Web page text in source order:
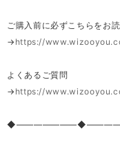
ご購入前に必ずこちらをお
→ https://
よくあるご質問
→ https://